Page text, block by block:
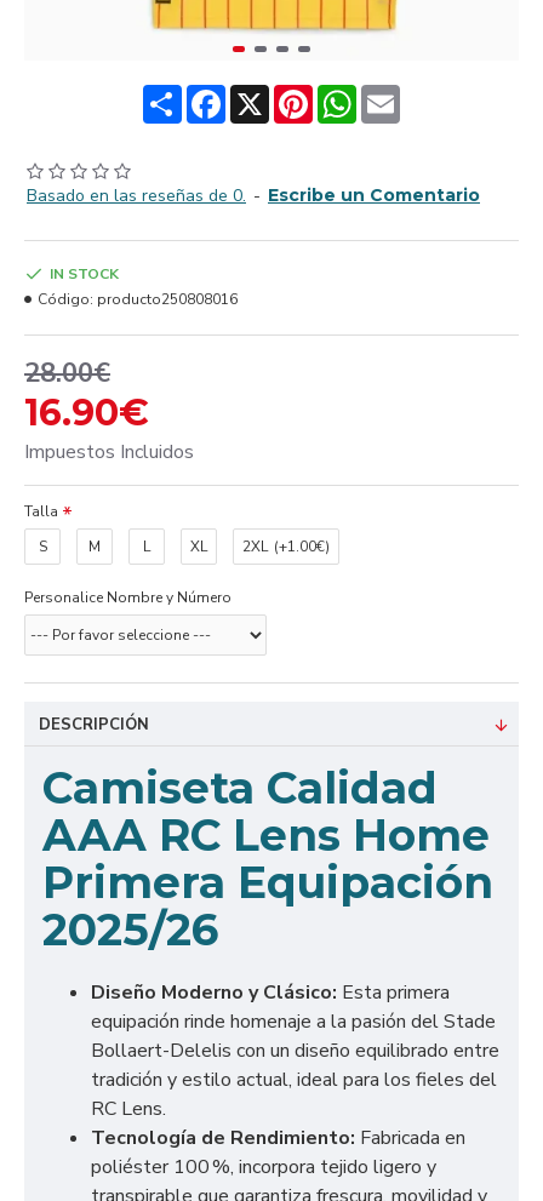
ShareFacebook
X PinterestWhatsApp
Email
Basado en las reseñas de 0. - Escribe un Comentario
16.90€
28.00€
Impuestos Incluidos
IN STOCK
Código: producto250808016
Talla
S
M L XL 2XL (+1.00€)
Personalice Nombre y Número
DESCRIPCIÓN
Camiseta Calidad
AAA RC Lens Home
Primera Equipación
2025/26
Diseño Moderno y Clásico: Esta primera
equipación rinde homenaje a la pasión del Stade
Bollaert-Delelis con un diseño equilibrado entre
tradición y estilo actual, ideal para los fieles del
RC Lens.
Tecnología de Rendimiento: Fabricada en
poliéster 100 %, incorpora tejido ligero y